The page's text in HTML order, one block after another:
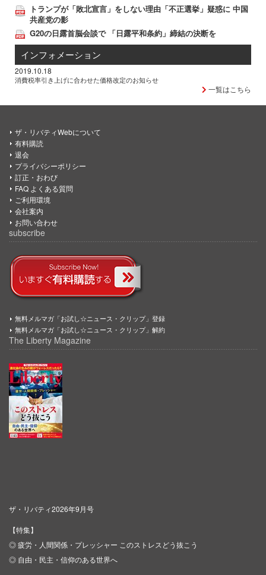
トランプが「敗北宣言」をしない理由「不正選挙」疑惑に 中国
共産党の影
G20の日露首脳会談で 「日露平和条約」締結の決断を
インフォメーション
2019.10.18
消費税率引き上げに合わせた価格改定のお知らせ
一覧はこちら
ザ・リバティWebについて
有料購読
退会
プライバシーポリシー
訂正・おわび
FAQ よくある質問
ご利用環境
会社案内
お問い合わせ
subscribe
無料メルマガ「お試し☆ニュース・クリップ」登録
無料メルマガ「お試し☆ニュース・クリップ」解約
The Liberty Magazine
ザ・リバティ2026年9月号
【特集】
◎ 疲労・人間関係・プレッシャー このストレスどう抜こう
◎ 自由・民主・信仰のある世界へ